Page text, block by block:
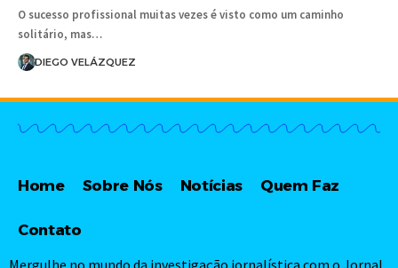
O sucesso profissional muitas vezes é visto como um caminho
solitário, mas…
DIEGO VELÁZQUEZ
Home Sobre Nós Notícias Quem Faz
Contato
Mergulhe no mundo da investigação jornalística com o Jornal